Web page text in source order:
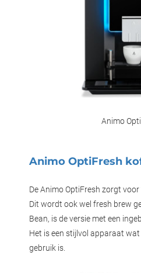
Animo
Animo OptiFresh
De Animo OptiFresh zorgt
Dit wordt ook wel fresh brew
Bean, is de versie met een
Het is een stijlvol apparaat
gebruik is.